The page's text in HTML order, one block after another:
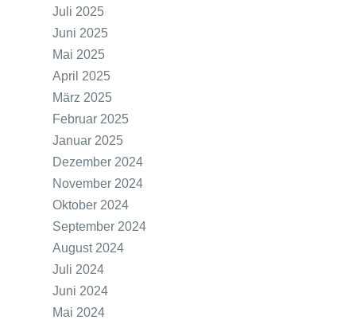
Juli 2025
Juni 2025
Mai 2025
April 2025
März 2025
Februar 2025
Januar 2025
Dezember 2024
November 2024
Oktober 2024
September 2024
August 2024
Juli 2024
Juni 2024
Mai 2024